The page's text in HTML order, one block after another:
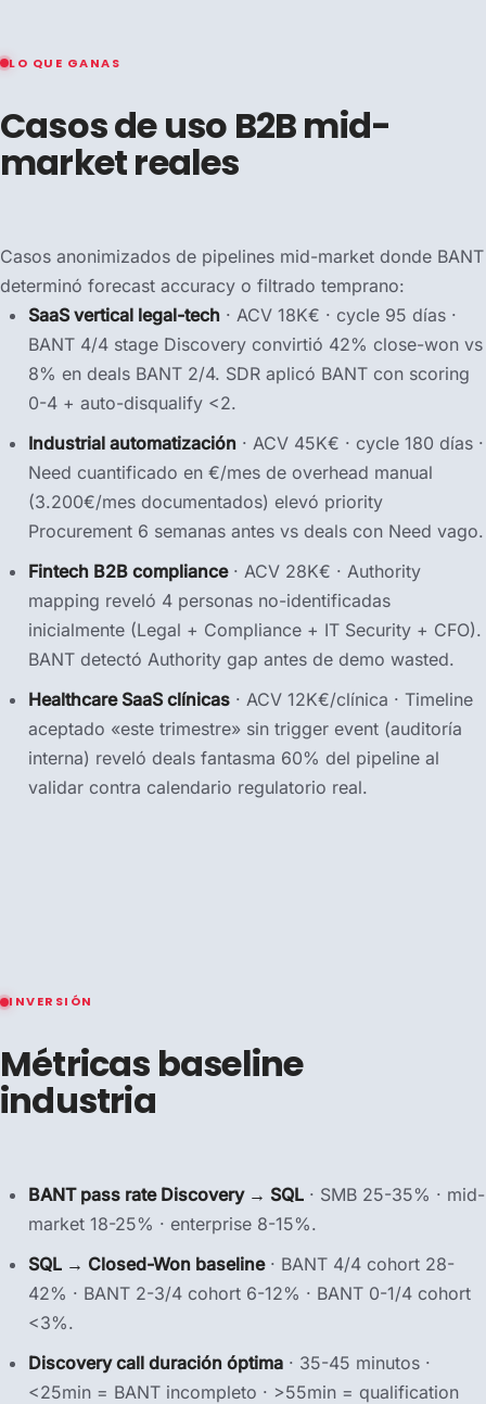
LO QUE GANAS
Casos de uso B2B mid-
market reales
Casos anonimizados de pipelines mid-market donde BANT
determinó forecast accuracy o filtrado temprano:
SaaS vertical legal-tech · ACV 18K€ · cycle 95 días ·
BANT 4/4 stage Discovery convirtió 42% close-won vs
8% en deals BANT 2/4. SDR aplicó BANT con scoring
0-4 + auto-disqualify <2.
Industrial automatización · ACV 45K€ · cycle 180 días ·
Need cuantificado en €/mes de overhead manual
(3.200€/mes documentados) elevó priority
Procurement 6 semanas antes vs deals con Need vago.
Fintech B2B compliance· ACV 28K€ · Authority
mapping reveló 4 personas no-identificadas
inicialmente (Legal + Compliance + IT Security + CFO).
BANT detectó Authority gap antes de demo wasted.
Healthcare SaaS clínicas · ACV 12K€/clínica · Timeline
aceptado «este trimestre» sin trigger event (auditoría
interna) reveló deals fantasma 60% del pipeline al
validar contra calendario regulatorio real.
INVERSIÓN
Métricas baseline
industria
BANT pass rate Discovery → SQL · SMB 25-35% · mid-
market 18-25% · enterprise 8-15%.
SQL → Closed-Won baseline· BANT 4/4 cohort 28-
42% · BANT 2-3/4 cohort 6-12% · BANT 0-1/4 cohort
<3%.
Discovery call duración óptima · 35-45 minutos ·
<25min = BANT incompleto · >55min = qualification